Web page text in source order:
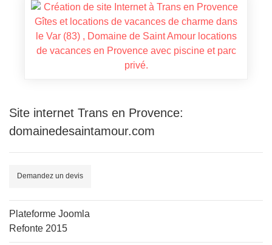
Site internet Trans en Provence:
domainedesaintamour.com
Demandez un devis
Plateforme Joomla
Refonte 2015